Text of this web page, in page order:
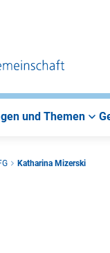
und Themen
Katharina Mizerski